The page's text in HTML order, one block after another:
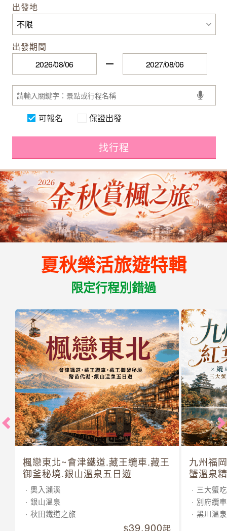
出發地
出發期間
可報名 保證出發
找行程
夏秋樂活旅遊特輯
限定行程別錯過
楓戀東北~會津鐵道.藏王纜車.藏王
御釜秘境.銀山溫泉五日遊
奧入瀨溪
銀山溫泉
秋田鐵道之旅
39,900起
九州福
蟹溫泉
三大蟹
別府纜車
黑川溫泉